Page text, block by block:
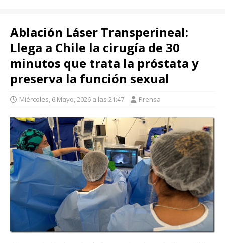
Ablación Láser Transperineal:
Llega a Chile la cirugía de 30
minutos que trata la próstata y
preserva la función sexual
Miércoles, 6 Mayo, 2026 a las 21:47 Prensa